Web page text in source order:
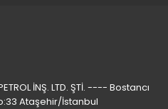
İNŞ. LTD. ŞTİ. ---- Bostancı
Ataşehir/İstanbul